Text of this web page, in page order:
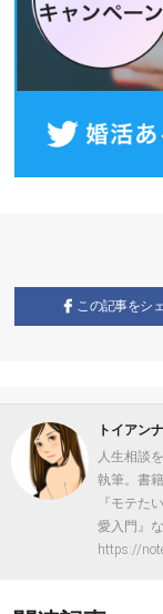
この記事をシ
トイアンナ
人生相談
執筆。書
『モテた
愛入門』
https://